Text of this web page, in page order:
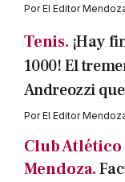
PorEl Editor
Tenis. ¡Hay
1000! El
Andreozzi
PorEl Editor
Club Atlético
Mendoza.